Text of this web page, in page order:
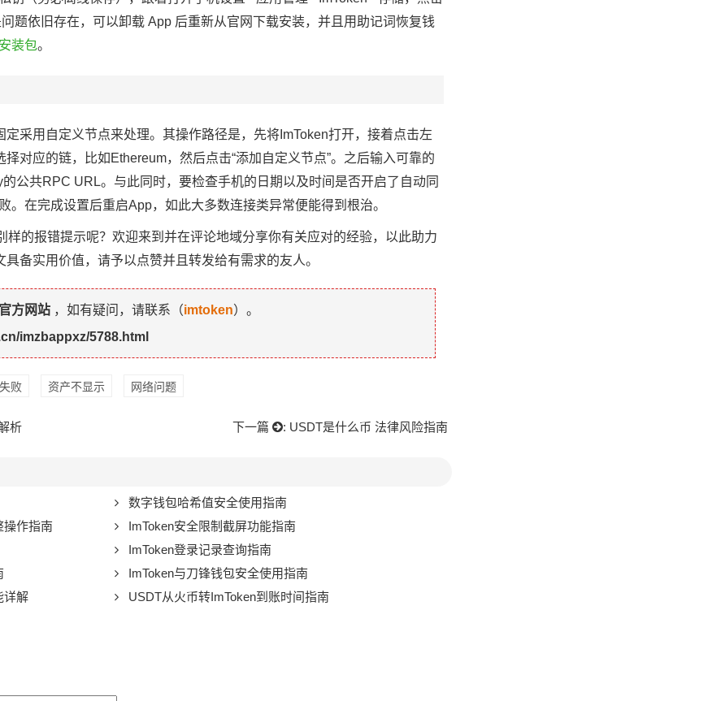
问题依旧存在，可以卸载 App 后重新从官网下载安装，并且用助记词恢复钱
安装包。
定采用自定义节点来处理。其操作路径是，先将ImToken打开，接着点击左
择对应的链，比如Ethereum，然后点击“添加自定义节点”。之后输入可靠的
公共RPC URL。与此同时，要检查手机的日期以及时间是否开启了自动同
。在完成设置后重启App，如此大多数连接类异常便能得到根治。
样的报错提示呢？欢迎来到并在评论地域分享你有关应对的经验，以此助力
具备实用价值，请予以点赞并且转发给有需求的友人。
方网站 ，如有疑问，请联系（imtoken）。
imzbappxz/5788.html
败 资产不显示 网络问题
析 下一篇 : USDT是什么币 法律风险指南
数字钱包哈希值安全使用指南
操作指南
ImToken安全限制截屏功能指南
ImToken登录记录查询指南
ImToken与刀锋钱包安全使用指南
详解
USDT从火币转ImToken到账时间指南